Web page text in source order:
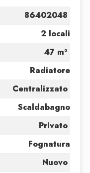
86402048
2 locali
47 m²
Radiatore
Centralizzato
Scaldabagno
Privato
Fognatura
Nuovo